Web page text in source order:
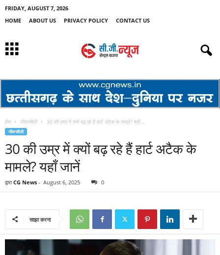
FRIDAY, AUGUST 7, 2026
HOME
ABOUT US PRIVACY POLICY CONTACT US
होम जीवनशैली 30 की उम्र में क्यों बढ़ रहे हैं हार्ट अटैक के मामले? यहाँ...
जीवनशैली
30 की उम्र में क्यों बढ़ रहे हैं हार्ट अटैक के
मामले? यहाँ जानें
द्वारा CG News - August 6, 2025 0
साझा करना